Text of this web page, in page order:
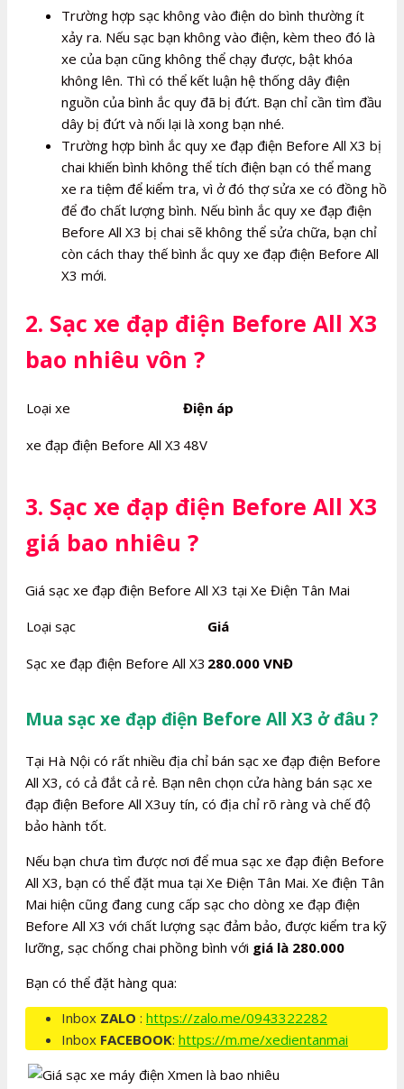
Trường hợp sạc không vào điện do bình thường ít
xảy ra. Nếu sạc bạn không vào điện, kèm theo đó là
xe của bạn cũng không thể chạy được, bật khóa
không lên. Thì có thể kết luận hệ thống dây điện
nguồn của bình ắc quy đã bị đứt. Bạn chỉ cần tìm đầu
dây bị đứt và nối lại là xong bạn nhé.
Trường hợp bình ắc quy xe đạp điện Before All X3 bị
chai khiến bình không thể tích điện bạn có thể mang
xe ra tiệm để kiểm tra, vì ở đó thợ sửa xe có đồng hồ
để đo chất lượng bình. Nếu bình ắc quy xe đạp điện
Before All X3 bị chai sẽ không thể sửa chữa, bạn chỉ
còn cách thay thế bình ắc quy xe đạp điện Before All
X3 mới.
2. Sạc xe đạp điện Before All X3
bao nhiêu vôn ?
Loại xe Điện áp
xe đạp điện Before All X3 48V
3. Sạc xe đạp điện Before All X3
giá bao nhiêu ?
Giá sạc xe đạp điện Before All X3 tại Xe Điện Tân Mai
Loại sạc
Giá
Sạc xe đạp điện Before All X3 280.000 VNĐ
Mua sạc xe đạp điện Before All X3 ở đâu ?
Tại Hà Nội có rất nhiều địa chỉ bán sạc xe đạp điện Before
All X3, có cả đắt cả rẻ. Bạn nên chọn cửa hàng bán sạc xe
đạp điện Before All X3uy tín, có địa chỉ rõ ràng và chế độ
bảo hành tốt.
Nếu bạn chưa tìm được nơi để mua sạc xe đạp điện Before
All X3, bạn có thể đặt mua tại Xe Điện Tân Mai. Xe điện Tân
Mai hiện cũng đang cung cấp sạc cho dòng xe đạp điện
Before All X3 với chất lượng sạc đảm bảo, được kiểm tra kỹ
lưỡng, sạc chống chai phồng bình với giá là 280.000
Bạn có thể đặt hàng qua:
Inbox ZALO : https://zalo.me/0943322282
Inbox FACEBOOK: https://m.me/xedientanmai